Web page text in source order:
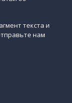
текста и
нам